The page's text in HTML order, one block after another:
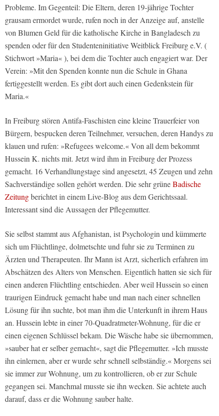
Probleme. Im Gegenteil: Die Eltern, deren 19-jährige Tochter
grausam ermordet wurde, rufen noch in der Anzeige auf, anstelle
von Blumen Geld für die katholische Kirche in Bangladesch zu
spenden oder für den Studenteninitiative Weitblick Freiburg e.V. (
Stichwort »Maria« ), bei dem die Tochter auch engagiert war. Der
Verein: »Mit den Spenden konnte nun die Schule in Ghana
fertiggestellt werden. Es gibt dort auch einen Gedenkstein für
Maria.«
In Freiburg stören Antifa-Faschisten eine kleine Trauerfeier von
Bürgern, bespucken deren Teilnehmer, versuchen, deren Handys zu
klauen und rufen: »Refugees welcome.« Von all dem bekommt
Hussein K. nichts mit. Jetzt wird ihm in Freiburg der Prozess
gemacht. 16 Verhandlungstage sind angesetzt, 45 Zeugen und zehn
Sachverständige sollen gehört werden. Die sehr grüneBadische
Zeitungberichtet in einem Live-Blog aus dem Gerichtssaal.
Interessant sind die Aussagen der Pflegemutter.
Sie selbst stammt aus Afghanistan, ist Psychologin und kümmerte
sich um Flüchtlinge, dolmetschte und fuhr sie zu Terminen zu
Ärzten und Therapeuten. Ihr Mann ist Arzt, sicherlich erfahren im
Abschätzen des Alters von Menschen. Eigentlich hatten sie sich für
einen anderen Flüchtling entschieden. Aber weil Hussein so einen
traurigen Eindruck gemacht habe und man nach einer schnellen
Lösung für ihn suchte, bot man ihm die Unterkunft in ihrem Haus
an. Hussein lebte in einer 70-Quadratmeter-Wohnung, für die er
einen eigenen Schlüssel bekam. Die Wäsche habe sie übernommen,
»sauber hat er selber gemacht«, sagt die Pflegemutter. »Ich musste
ihn einlernen, aber er wurde sehr schnell selbständig.« Morgens sei
sie immer zur Wohnung, um zu kontrollieren, ob er zur Schule
gegangen sei. Manchmal musste sie ihn wecken. Sie achtete auch
darauf, dass er die Wohnung sauber halte.